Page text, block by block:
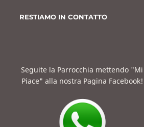
RESTIAMO IN CONTATTO
Seguite la Parrocchia mettendo "Mi
Piace" alla nostra Pagina Facebook!